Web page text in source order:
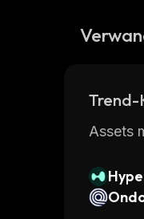
Trend-
Assets